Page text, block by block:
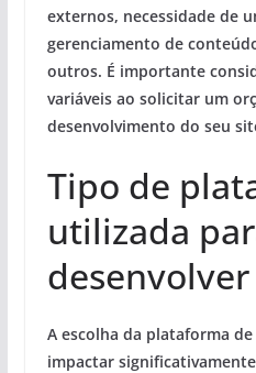
externos, necessidade de
gerenciamento de
outros. É importante
variáveis ao solicitar um
desenvolvimento do seu
Tipo de
utilizada
A escolha da plataforma
impactar